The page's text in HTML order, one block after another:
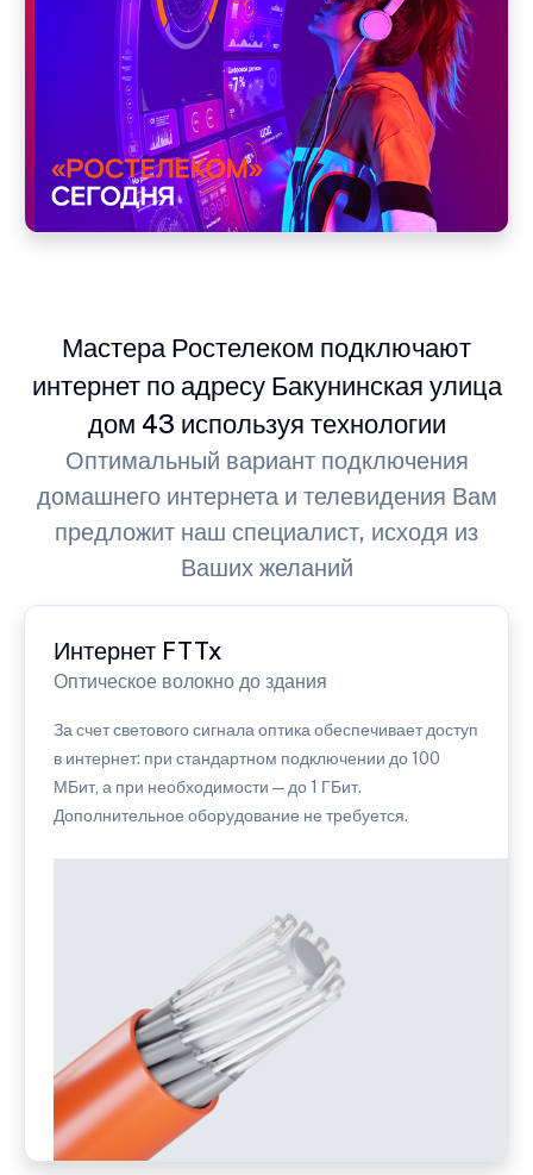
Мастера Ростелеком подключают
интернет по адресу Бакунинская улица
дом 43 используя технологии
Оптимальный вариант подключения
домашнего интернета и телевидения Вам
предложит наш специалист, исходя из
Ваших желаний
Интернет FTTx
Оптическое волокно до здания
За счет светового сигнала оптика обеспечивает доступ
в интернет: при стандартном подключении до 100
МБит, а при необходимости — до 1 ГБит.
Дополнительное оборудование не требуется.